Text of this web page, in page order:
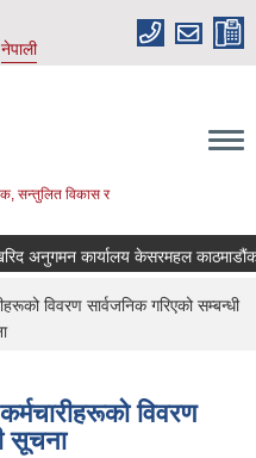
नेपाली
सन्तुलित विकास र
अनुगमन कार्यालय केसरमहल
विवरण सार्वजनिक गरिएको सम्बन्धी
विवरण
सूचना